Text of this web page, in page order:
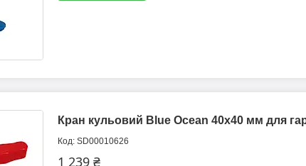
Кран кульовий Blue Ocean 40х40 мм для
SD00010626
1 239 ₴